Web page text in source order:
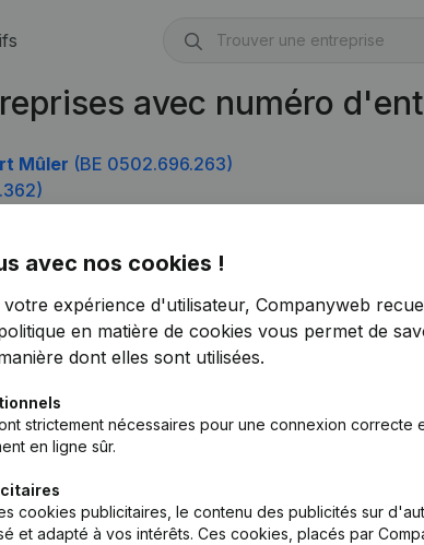
avec numéro
Mûler (BE 0502.696.263)
avec nos cookies !
expérience d'utilisateur, Companyweb
en matière de cookies vous permet de
dont elles sont utilisées.
strictement nécessaires pour une connexion correcte
en ligne sûr.
cookies publicitaires, le contenu des publicités sur
et adapté à vos intérêts. Ces cookies, placés par